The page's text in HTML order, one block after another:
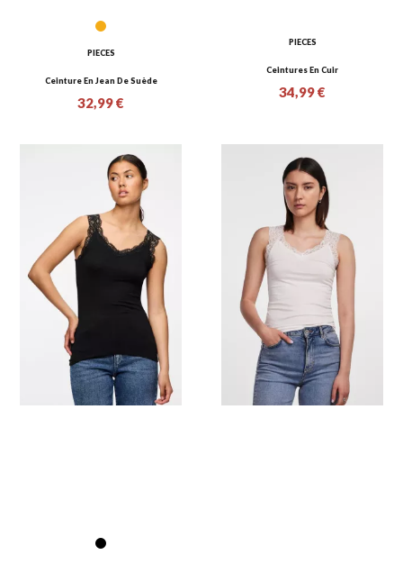
PIECES
Ceinture En Jean De Suède
32,99 €
PIECES
Ceintures En Cuir
34,99 €